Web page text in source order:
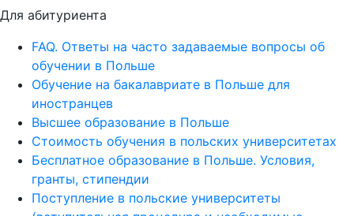
Для абитуриента
FAQ. Ответы на часто задаваемые вопросы об
обучении в Польше
Обучение на бакалавриате в Польше для
иностранцев
Высшее образование в Польше
Стоимость обучения в польских университетах
Бесплатное образование в Польше. Условия,
гранты, стипендии
Поступление в польские университеты